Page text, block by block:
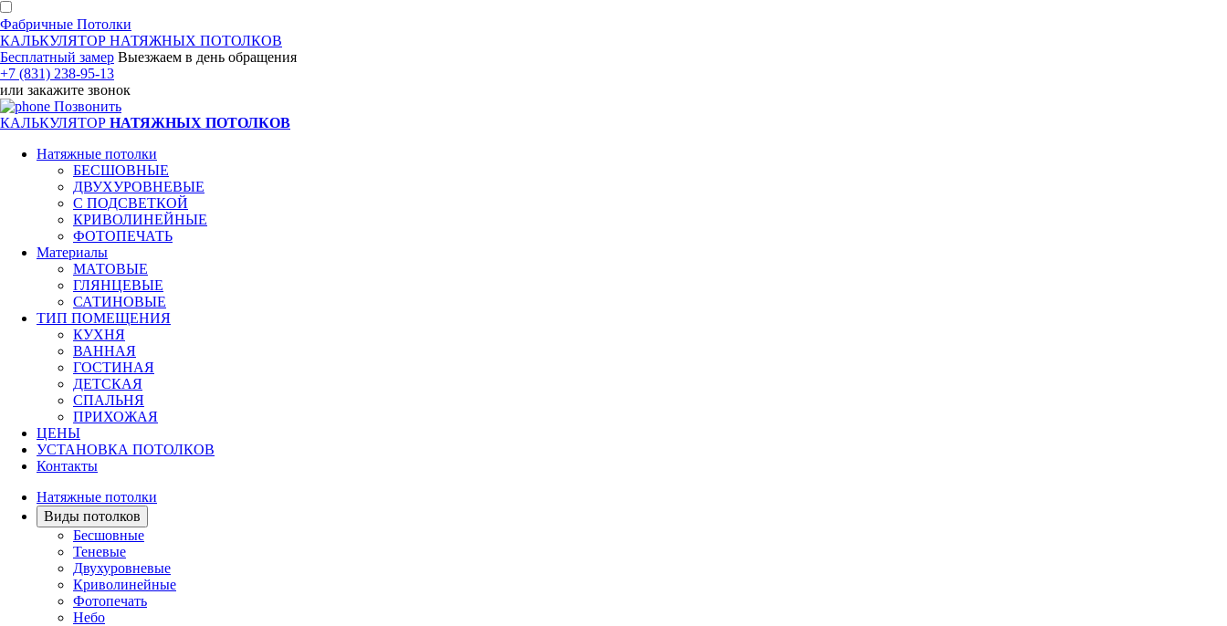
Фабричные Потолки
КАЛЬКУЛЯТОР НАТЯЖНЫХ ПОТОЛКОВ
Бесплатный замер Выезжаем в день обращения
+7 (831) 238-95-13
или закажите звонок
Позвонить
КАЛЬКУЛЯТОР НАТЯЖНЫХ ПОТОЛКОВ
Натяжные потолки
БЕСШОВНЫЕ
ДВУХУРОВНЕВЫЕ
С ПОДСВЕТКОЙ
КРИВОЛИНЕЙНЫЕ
ФОТОПЕЧАТЬ
Материалы
МАТОВЫЕ
ГЛЯНЦЕВЫЕ
САТИНОВЫЕ
ТИП ПОМЕЩЕНИЯ
КУХНЯ
ВАННАЯ
ГОСТИНАЯ
ДЕТСКАЯ
СПАЛЬНЯ
ПРИХОЖАЯ
ЦЕНЫ
УСТАНОВКА ПОТОЛКОВ
Контакты
Натяжные потолки
Виды потолков
Бесшовные
Теневые
Двухуровневые
Криволинейные
Фотопечать
Небо